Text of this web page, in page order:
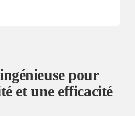
pour
et une efficacité